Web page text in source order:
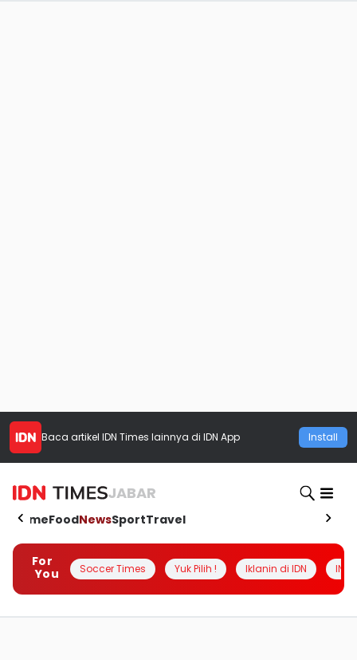
Baca artikel IDN Times lainnya di IDN App Install
JABAR
HomeFoodNewsSportTravel
For
You
Soccer Times Yuk Pilih ! Iklanin di IDN